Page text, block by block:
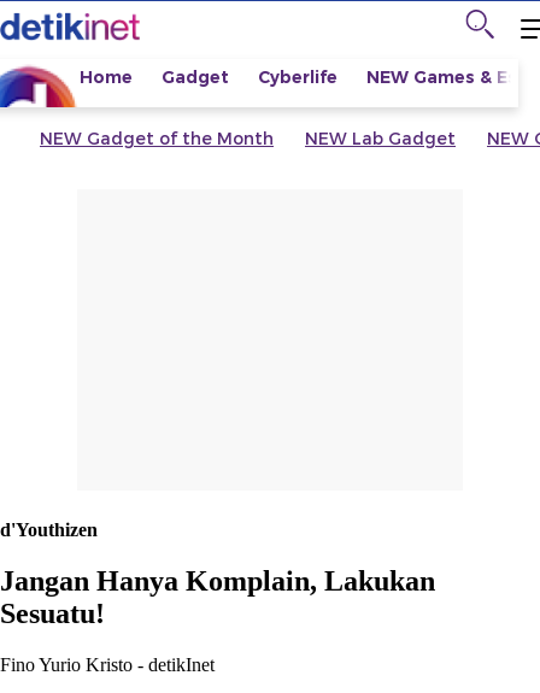
Home Gadget Cyberlife NEW Games &
NEW Gadget of the Month NEW Lab Gadget NEW
d'Youthizen
Jangan Hanya Komplain, Lakukan
Sesuatu!
Fino Yurio Kristo - detikInet